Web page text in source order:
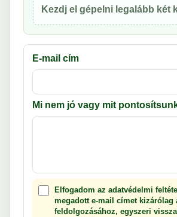
Kezdj el gépelni legalább két
E-mail cím
Mi nem jó vagy mit
Elfogadom az adatvédelmi
megadott e-mail címet kizárólag
feldolgozásához, egyszeri